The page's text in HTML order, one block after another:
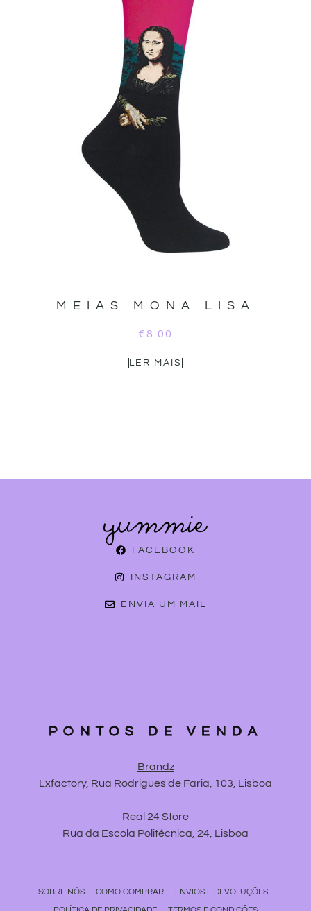
MEIAS MONA LISA
€8.00
LER MAIS
FACEBOOK
INSTAGRAM
ENVIA UM MAIL
PONTOS DE VENDA
Brandz
Lxfactory, Rua Rodrigues de Faria, 103, Lisboa
Real 24 Store
Rua da Escola Politécnica, 24, Lisboa
SOBRE NÓS COMO COMPRAR
ENVIOS E DEVOLUÇÕES